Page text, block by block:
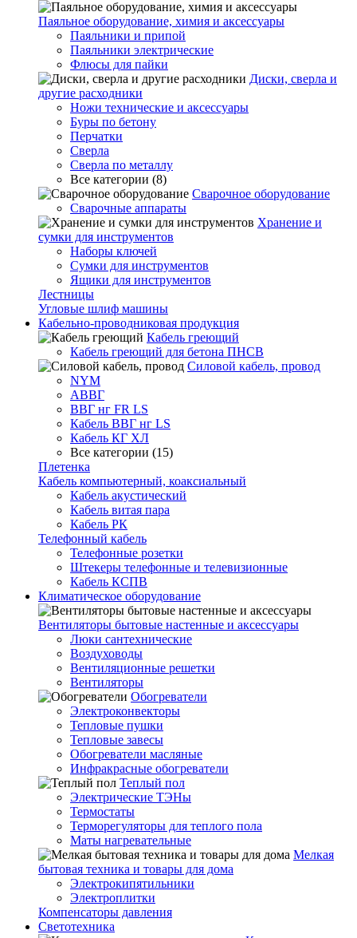
Паяльное оборудование, химия и аксессуары
Паяльники и припой
Паяльники электрические
Флюсы для пайки
Диски, сверла и
другие расходники
Ножи технические и аксессуары
Буры по бетону
Перчатки
Сверла
Сверла по металлу
Все категории (8)
Сварочное оборудование
Сварочные аппараты
Хранение и
сумки для инструментов
Наборы ключей
Сумки для инструментов
Ящики для инструментов
Лестницы
Угловые шлиф машины
Кабельно-проводниковая продукция
Кабель греющий
Кабель греющий для бетона ПНСВ
Силовой кабель, провод
NYM
АВВГ
ВВГ нг FR LS
Кабель ВВГ нг LS
Кабель КГ ХЛ
Все категории (15)
Плетенка
Кабель компьютерный, коаксиальный
Кабель акустический
Кабель витая пара
Кабель РК
Телефонный кабель
Телефонные розетки
Штекеры телефонные и телевизионные
Кабель КСПВ
Климатическое оборудование
Вентиляторы бытовые настенные и аксессуары
Люки сантехнические
Воздуховоды
Вентиляционные решетки
Вентиляторы
Обогреватели
Электроконвекторы
Тепловые пушки
Тепловые завесы
Обогреватели масляные
Инфракрасные обогреватели
Теплый пол
Электрические ТЭНы
Термостаты
Терморегуляторы для теплого пола
Маты нагревательные
Мелкая
бытовая техника и товары для дома
Электрокипятильники
Электроплитки
Компенсаторы давления
Светотехника